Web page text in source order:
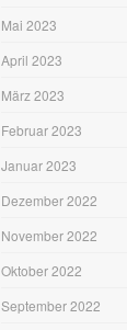
Mai 2023
April 2023
März 2023
Februar 2023
Januar 2023
Dezember 2022
November 2022
Oktober 2022
September 2022